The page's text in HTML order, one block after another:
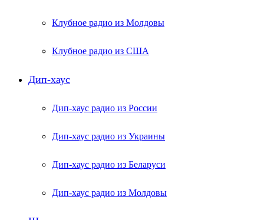
Клубное радио из Молдовы
Клубное радио из США
Дип-хаус
Дип-хаус радио из России
Дип-хаус радио из Украины
Дип-хаус радио из Беларуси
Дип-хаус радио из Молдовы